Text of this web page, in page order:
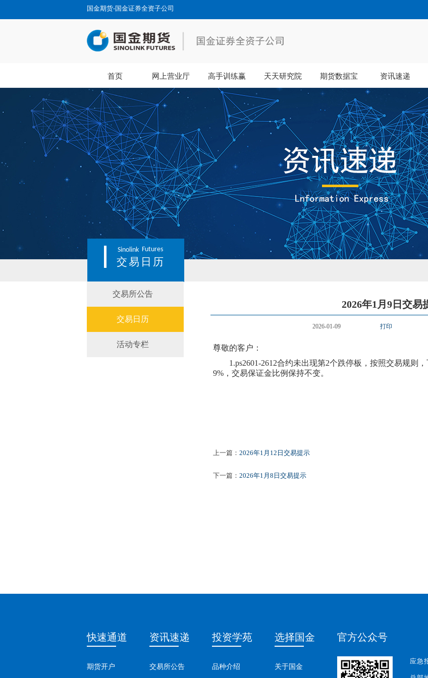
国金期货-国金证券全资子公司
首页 网上营业厅 高手训练赢 天天研究院 期货数据宝 资讯速递
Sinolink Futures
交易日历
交易所公告
交易日历
活动专栏
2026年1月9日交易
2026-01-09 打印
尊敬的客户：
1.ps2601-2612合约未出现第2个跌停板，按照交易规则
9%，交易保证金比例保持不变。
上一篇： 2026年1月12日交易提示
下一篇： 2026年1月8日交易提示
快速通道
期货开户
资讯速递
交易所公告
投资学苑
品种介绍
选择国金
关于国金
官方公众号
应急